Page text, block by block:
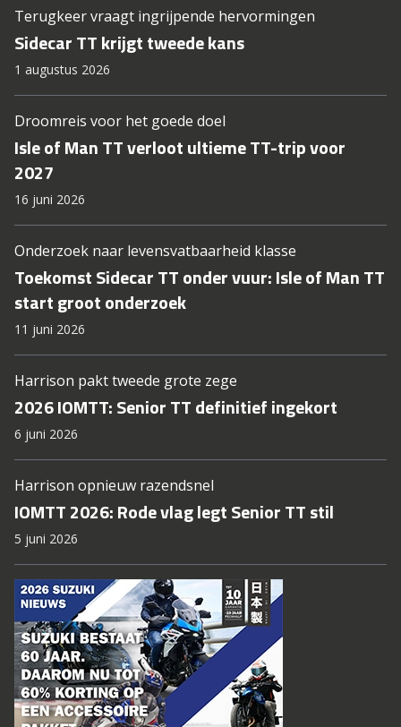
Terugkeer vraagt ingrijpende hervormingen
Sidecar TT krijgt tweede kans
1 augustus 2026
Droomreis voor het goede doel
Isle of Man TT verloot ultieme TT-trip voor
2027
16 juni 2026
Onderzoek naar levensvatbaarheid klasse
Toekomst Sidecar TT onder vuur: Isle of Man TT
start groot onderzoek
11 juni 2026
Harrison pakt tweede grote zege
2026 IOMTT: Senior TT definitief ingekort
6 juni 2026
Harrison opnieuw razendsnel
IOMTT 2026: Rode vlag legt Senior TT stil
5 juni 2026